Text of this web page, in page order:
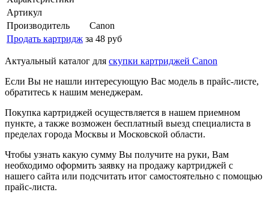
Артикул
Производитель
Canon
Продать картридж за 48 руб
Актуальный каталог для скупки картриджей Canon
Если Вы не нашли интересующую Вас модель в прайс-листе,
обратитесь к нашим менеджерам.
Покупка картриджей осуществляется в нашем приемном
пункте, а также возможен бесплатный выезд специалиста в
пределах города Москвы и Московской области.
Чтобы узнать какую сумму Вы получите на руки, Вам
необходимо оформить заявку на продажу картриджей с
нашего сайта или подсчитать итог самостоятельно с помощью
прайс-листа.